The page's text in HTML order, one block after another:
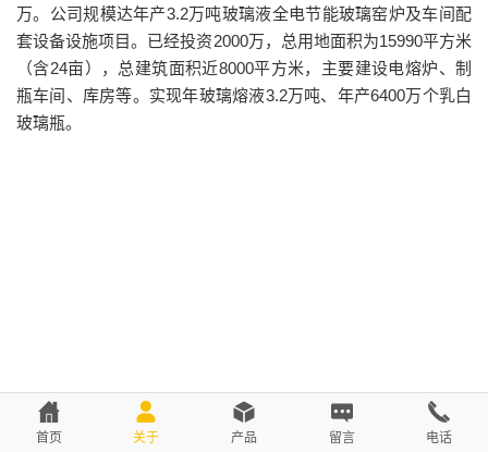
万。公司规模达年产3.2万吨玻璃液全电节能玻璃窑炉及车间配
套设备设施项目。已经投资2000万，总用地面积为15990平方米
（含24亩），总建筑面积近8000平方米，主要建设电熔炉、制
瓶车间、库房等。实现年玻璃熔液3.2万吨、年产6400万个乳白
玻璃瓶。
首页 关于 产品 留言 电话